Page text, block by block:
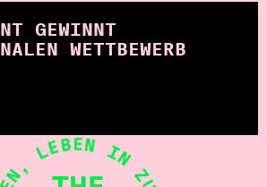
GEWINNT
WETTBEWERB